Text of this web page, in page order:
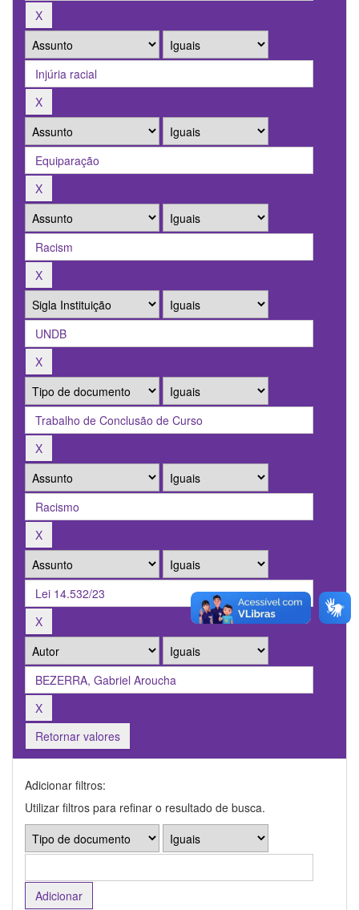
Retornar valores
Adicionar filtros:
Utilizar filtros para refinar o resultado de busca.